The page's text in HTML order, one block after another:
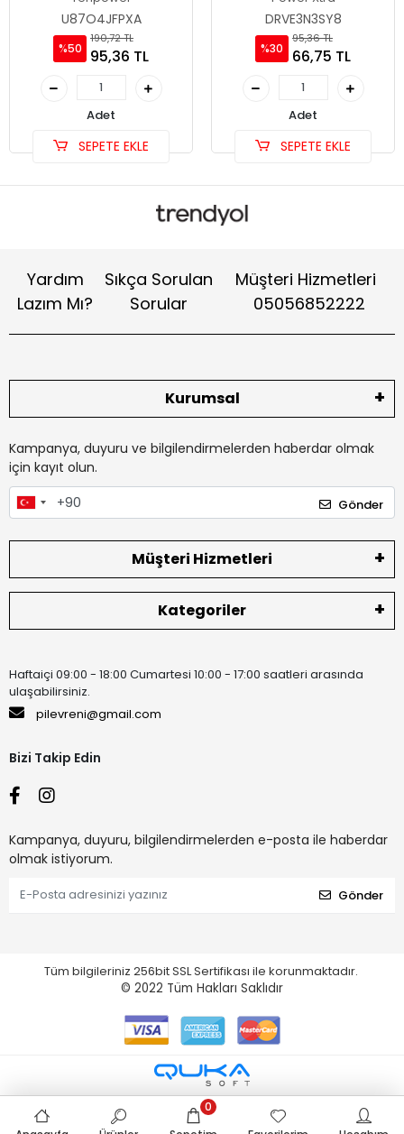
Tenpower ICR18650-15SG
U87O4JFPXA
%50
190,72 TL
95,36 TL
Adet
SEPETE EKLE
DRVE3N3SY8
%30
95,36 TL
66,75 TL
Adet
SEPETE EKLE
Yardım
Lazım Mı?
Sıkça Sorulan
Sorular
Müşteri Hizmetleri
05056852222
Kurumsal
Kampanya, duyuru ve bilgilendirmelerden haberdar olmak
için kayıt olun.
Gönder
Müşteri Hizmetleri
Kategoriler
Haftaiçi 09:00 - 18:00 Cumartesi 10:00 - 17:00 saatleri arasında
ulaşabilirsiniz.
pilevreni@gmail.com
Bizi Takip Edin
Kampanya, duyuru, bilgilendirmelerden e-posta ile haberdar
olmak istiyorum.
Gönder
Tüm bilgileriniz 256bit SSL Sertifikası ile korunmaktadır.
© 2022 Tüm Hakları Saklıdır
0